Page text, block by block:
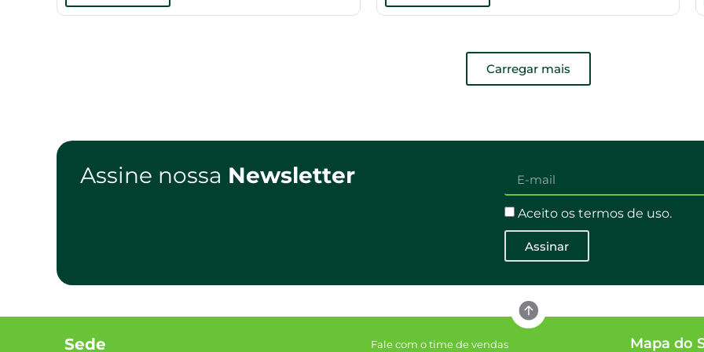
Carregar mais
Assine nossa Newsletter
Aceito os termos de uso.
Assinar
Sede Fale com o time de vendas Mapa do